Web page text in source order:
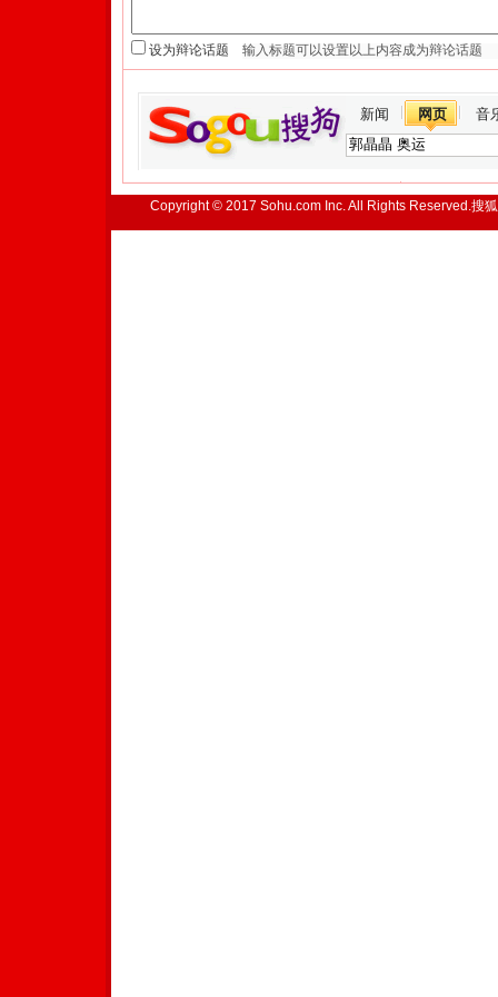
设为辩论话题
新闻 网页 音
Copyright © 2017 Sohu.com Inc. All Rights Reserved.搜